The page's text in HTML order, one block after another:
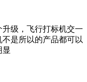
级，飞行打标机交一
是所以的产品都可以
显